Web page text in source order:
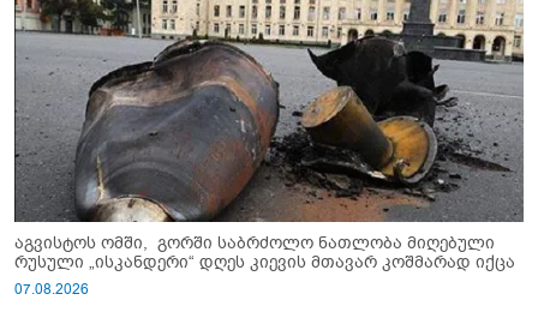
აგვისტოს ომში, გორში საბრძოლო ნათლობა მიღებული
რუსული „ისკანდერი“ დღეს კიევის მთავარ კოშმარად იქცა
07.08.2026